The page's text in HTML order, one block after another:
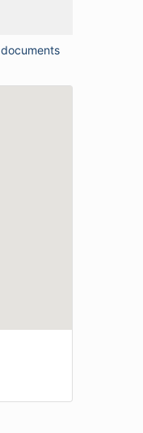
documents